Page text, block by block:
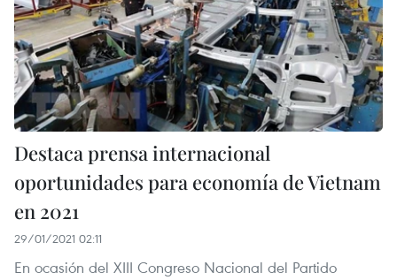
Destaca prensa internacional
oportunidades para economía de Vietnam
en 2021
29/01/2021 02:11
En ocasión del XIII Congreso Nacional del Partido